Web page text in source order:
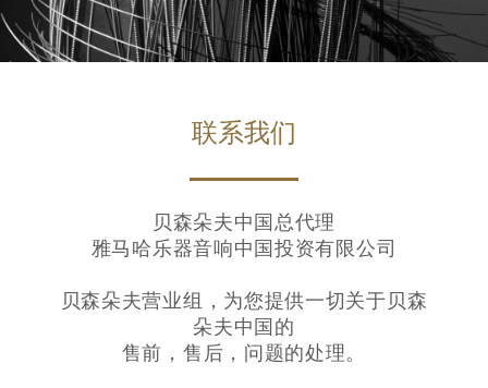
NULL
联系我们
贝森朵夫中国总代理
雅马哈乐器音响中国投资有限公司
贝森朵夫营业组，为您提供一切关于贝森
朵夫中国的
售前，售后，问题的处理。